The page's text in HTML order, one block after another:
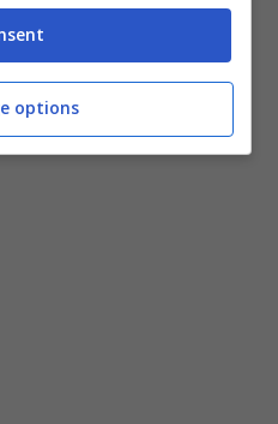
tutelare l’ambiente e gli
options